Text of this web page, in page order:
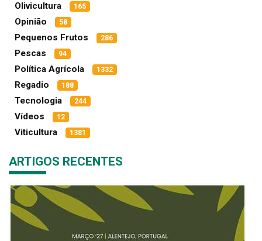
Olivicultura 165
Opinião 58
Pequenos Frutos 286
Pescas 94
Política Agrícola 1332
Regadio 188
Tecnologia 244
Vídeos 12
Viticultura 1381
ARTIGOS RECENTES